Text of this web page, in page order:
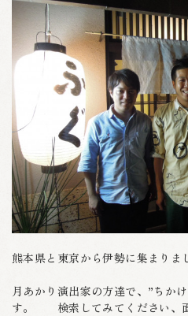
熊本県と東京から伊勢に集まりま
月あかり演出家の方達で、”ちか
す。 検索してみてください、面